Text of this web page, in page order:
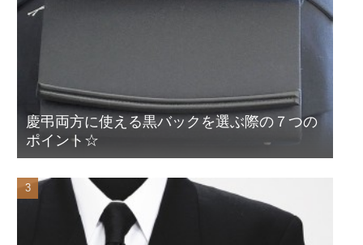
慶弔両方に使える黒バックを選ぶ際の７つの
ポイント☆